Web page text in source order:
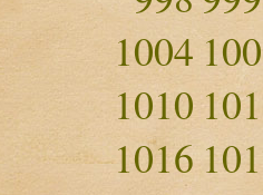
1004
1010
1016